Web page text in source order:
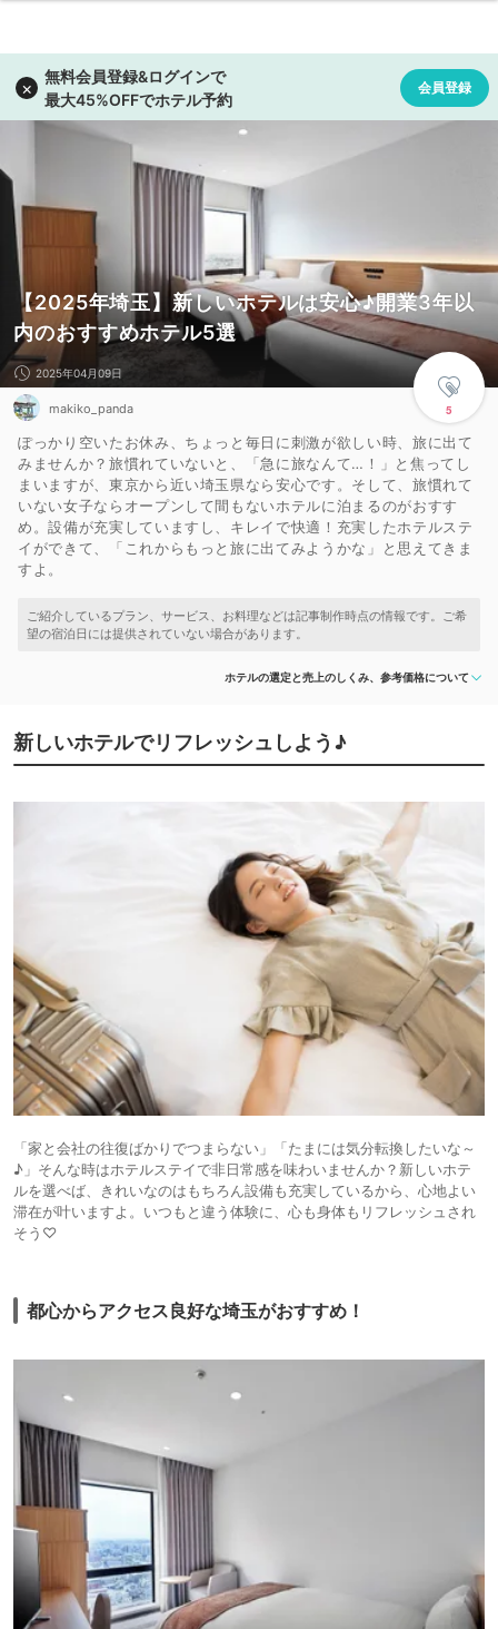
【2025年埼玉】新しいホテルは安心♪開業3年以
内のおすすめホテル5選
5
2025年04月09日
makiko_panda
ぽっかり空いたお休み、ちょっと毎日に刺激が欲しい時、旅に出て
みませんか？旅慣れていないと、「急に旅なんて…！」と焦ってし
まいますが、東京から近い埼玉県なら安心です。そして、旅慣れて
いない女子ならオープンして間もないホテルに泊まるのがおすす
め。設備が充実していますし、キレイで快適！充実したホテルステ
イができて、「これからもっと旅に出てみようかな」と思えてきま
すよ。
ホテルの選定と売上のしくみ、参考価格について
新しいホテルでリフレッシュしよう♪
「家と会社の往復ばかりでつまらない」「たまには気分転換したいな～
♪」そんな時はホテルステイで非日常感を味わいませんか？新しいホテ
ルを選べば、きれいなのはもちろん設備も充実しているから、心地よい
滞在が叶いますよ。いつもと違う体験に、心も身体もリフレッシュされ
そう♡
都心からアクセス良好な埼玉がおすすめ！